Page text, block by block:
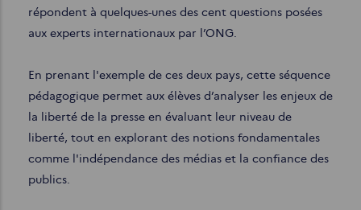
répondent à quelques-unes des cent questions posées
aux experts internationaux par l’ONG.
En prenant l'exemple de ces deux pays, cette séquence
pédagogique permet aux élèves d’analyser les enjeux de
la liberté de la presse en évaluant leur niveau de
liberté, tout en explorant des notions fondamentales
comme l'indépendance des médias et la confiance des
publics.